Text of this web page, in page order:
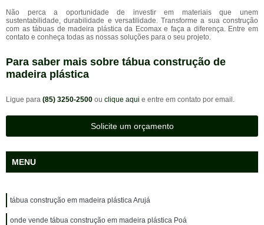
Não perca a oportunidade de investir em materiais que unem
sustentabilidade, durabilidade e versatilidade. Transforme a sua construção
com as tábuas de madeira plástica da Ecomax e faça a diferença. Entre em
contato e conheça todas as nossas soluções para o seu projeto.
Para saber mais sobre tábua construção de
madeira plástica
Ligue para (85) 3250-2500 ou clique aqui e entre em contato por email.
Solicite um orçamento
MENU
tábua construção em madeira plástica Arujá
onde vende tábua construção em madeira plástica Poá